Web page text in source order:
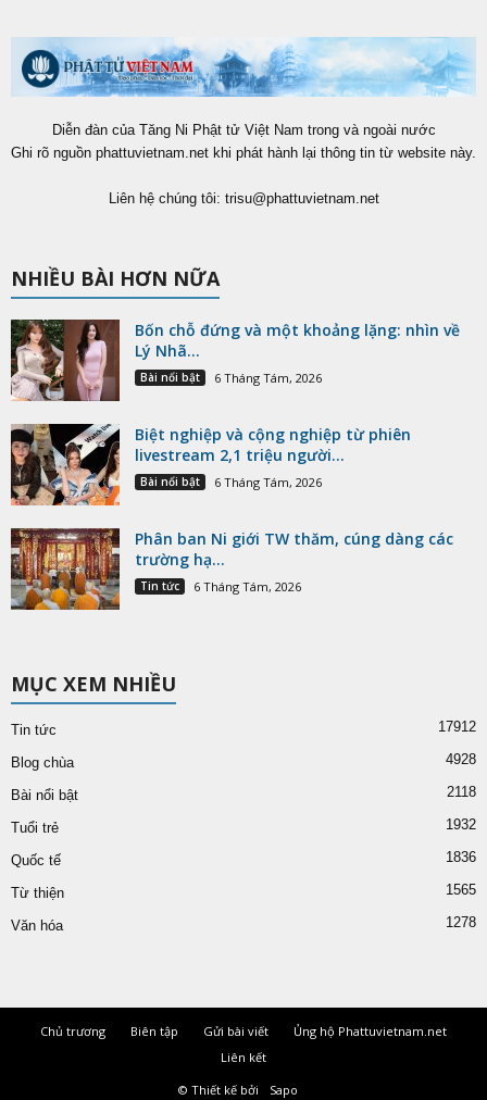
Diễn đàn của Tăng Ni Phật tử Việt Nam trong và ngoài nước
Ghi rõ nguồn phattuvietnam.net khi phát hành lại thông tin từ website này.
Liên hệ chúng tôi: trisu@phattuvietnam.net
NHIỀU BÀI HƠN NỮA
Bốn chỗ đứng và một khoảng lặng: nhìn về
Lý Nhã...
Bài nổi bật 6 Tháng Tám, 2026
Biệt nghiệp và cộng nghiệp từ phiên
livestream 2,1 triệu người...
Bài nổi bật 6 Tháng Tám, 2026
Phân ban Ni giới TW thăm, cúng dàng các
trường hạ...
Tin tức 6 Tháng Tám, 2026
MỤC XEM NHIỀU
Tin tức 17912
Blog chùa 4928
Bài nổi bật 2118
Tuổi trẻ 1932
Quốc tế 1836
Từ thiện 1565
Văn hóa 1278
Chủ trương Biên tập Gửi bài viết
Ủng hộ Phattuvietnam.net
Liên kết
© Thiết kế bởi
Sapo